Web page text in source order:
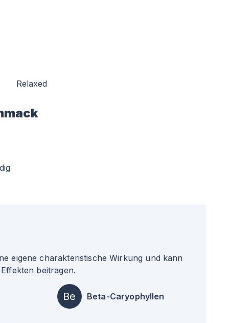
Relaxed
eigene charakteristische Wirkung und kann
beitragen.
Be Beta-Caryophyllen